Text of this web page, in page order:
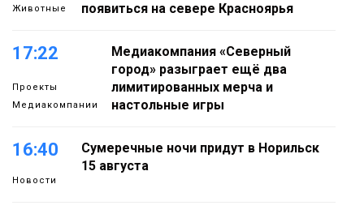
Животные
появиться на севере Красноярья
17:22
Проекты
Медиакомпании
Медиакомпания «Северный
город» разыграет ещё два
лимитированных мерча и
настольные игры
16:40
Новости
Сумеречные ночи придут в Норильск
15 августа